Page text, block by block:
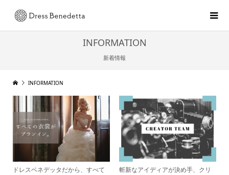
INFORMATION
新着情報
INFORMATION
ドレスベネデッタだから、すべて
斬新なアイディアが決め手、クリ